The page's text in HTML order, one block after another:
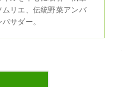
リエ、伝統野菜アンバ
サダー。